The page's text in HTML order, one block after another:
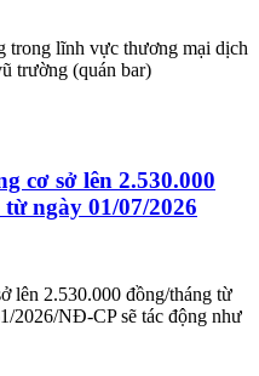
trong lĩnh vực thương mại dịch
trường (quán bar)
cơ sở lên 2.530.000
ngày 01/07/2026
lên 2.530.000 đồng/tháng từ
2026/NĐ-CP sẽ tác động như